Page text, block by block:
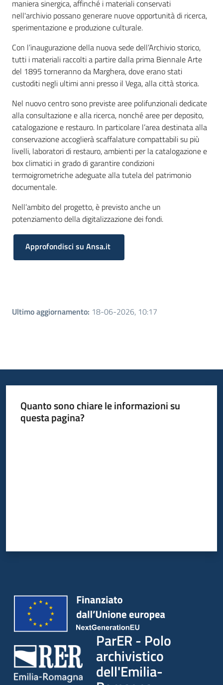
maniera sinergica, affinché i materiali conservati
nell'archivio possano generare nuove opportunità di ricerca,
sperimentazione e produzione culturale.
Con l’inaugurazione della nuova sede dell’Archivio storico,
tutti i materiali raccolti a partire dalla prima Biennale Arte
del 1895 torneranno da Marghera, dove erano stati
custoditi negli ultimi anni presso il Vega, alla città storica.
Nel nuovo centro sono previste aree polifunzionali dedicate
alla consultazione e alla ricerca, nonché aree per deposito,
catalogazione e restauro. In particolare l’area destinata alla
conservazione accoglierà scaffalature compattabili su più
livelli, laboratori di restauro, ambienti per la catalogazione e
box climatici in grado di garantire condizioni
termoigrometriche adeguate alla tutela del patrimonio
documentale.
Nell’ambito del progetto, è previsto anche un
potenziamento della digitalizzazione dei fondi.
Approfondisci su Ansa.it
Ultimo aggiornamento: 18-06-2026, 10:17
Quanto sono chiare le informazioni su
questa pagina?
ParER - Polo
archivistico
dell'Emilia-